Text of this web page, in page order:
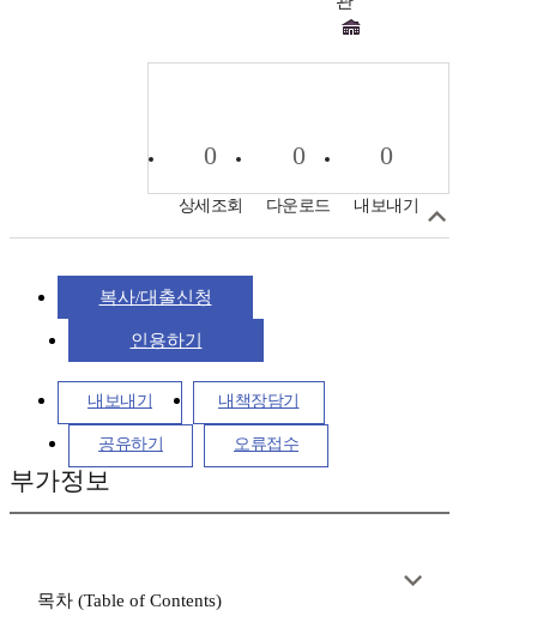
0
상세조회
0
다운로드
0
내보내기
복사/대출신청
인용하기
내보내기 내책장담기
공유하기 오류접수
부가정보
목차 (Table of Contents)